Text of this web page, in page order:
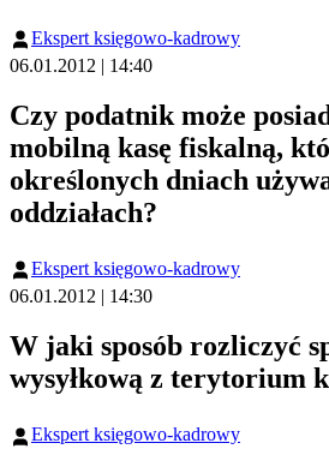
Ekspert księgowo-kadrowy
06.01.2012 | 14:40
Czy podatnik może
mobilną kasę fiskalną,
określonych dniach
oddziałach?
Ekspert księgowo-kadrowy
06.01.2012 | 14:30
W jaki sposób rozliczyć
wysyłkową z terytorium
Ekspert księgowo-kadrowy